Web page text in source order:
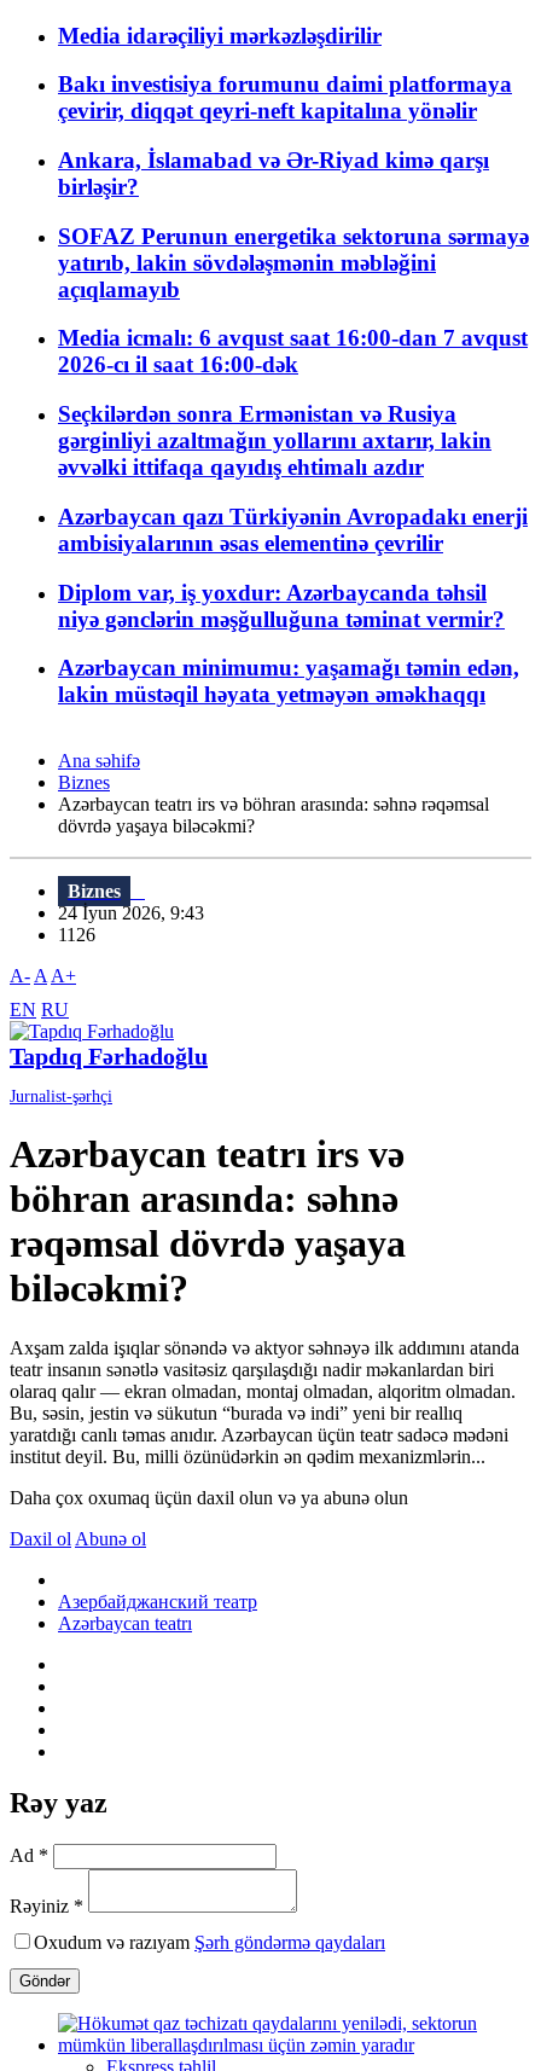
Media idarəçiliyi mərkəzləşdirilir
Bakı investisiya forumunu daimi platformaya
çevirir, diqqət qeyri-neft kapitalına yönəlir
Ankara, İslamabad və Ər-Riyad kimə qarşı
birləşir?
SOFAZ Perunun energetika sektoruna sərmayə
yatırıb, lakin sövdələşmənin məbləğini
açıqlamayıb
Media icmalı: 6 avqust saat 16:00-dan 7 avqust
2026-cı il saat 16:00-dək
Seçkilərdən sonra Ermənistan və Rusiya
gərginliyi azaltmağın yollarını axtarır, lakin
əvvəlki ittifaqa qayıdış ehtimalı azdır
Azərbaycan qazı Türkiyənin Avropadakı enerji
ambisiyalarının əsas elementinə çevrilir
Diplom var, iş yoxdur: Azərbaycanda təhsil
niyə gənclərin məşğulluğuna təminat vermir?
Azərbaycan minimumu: yaşamağı təmin edən,
lakin müstəqil həyata yetməyən əməkhaqqı
Ana səhifə
Biznes
Azərbaycan teatrı irs və böhran arasında: səhnə rəqəmsal
dövrdə yaşaya biləcəkmi?
Biznes
24 İyun 2026, 9:43
1126
A- A A+
EN RU
Tapdıq Fərhadoğlu
Jurnalist-şərhçi
Azərbaycan teatrı irs və
böhran arasında: səhnə
rəqəmsal dövrdə yaşaya
biləcəkmi?
Axşam zalda işıqlar sönəndə və aktyor səhnəyə ilk addımını atanda
teatr insanın sənətlə vasitəsiz qarşılaşdığı nadir məkanlardan biri
olaraq qalır — ekran olmadan, montaj olmadan, alqoritm olmadan.
Bu, səsin, jestin və sükutun “burada və indi” yeni bir reallıq
yaratdığı canlı təmas anıdır. Azərbaycan üçün teatr sadəcə mədəni
institut deyil. Bu, milli özünüdərkin ən qədim mexanizmlərin...
Daha çox oxumaq üçün daxil olun və ya abunə olun
Daxil ol Abunə ol
Азербайджанский театр
Azərbaycan teatrı
Rəy yaz
Ad *
Rəyiniz *
Oxudum və razıyam Şərh göndərmə qaydaları
Göndər
Ekspress təhlil